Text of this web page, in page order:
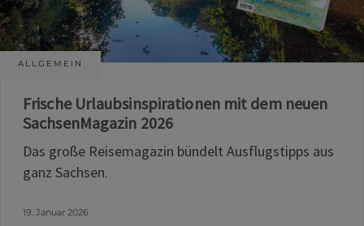
ALLGEMEIN
Frische Urlaubsinspirationen mit dem neuen
SachsenMagazin 2026
Das große Reisemagazin bündelt Ausflugstipps aus
ganz Sachsen.
19. Januar 2026